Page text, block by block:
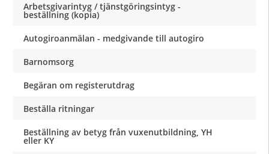
Arbetsgivarintyg / tjänstgöringsintyg -
beställning (kopia)
Autogiroanmälan - medgivande till autogiro
Barnomsorg
Begäran om registerutdrag
Beställa ritningar
Beställning av betyg från vuxenutbildning, YH
eller KY